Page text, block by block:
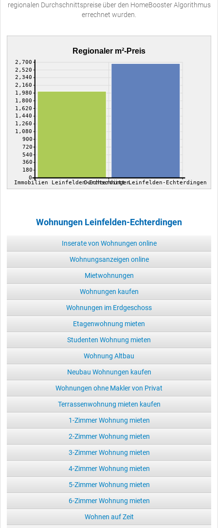
regionalen Durchschnittspreise über den HomeBooster Algorithmus
errechnet wurden.
Regionaler m²-Preis
0
180
360
540
720
900
1,080
1,260
1,440
1,620
1,800
1,980
2,160
2,340
2,520
2,700
Immobilien Leinfelden-EchterdingenDurchschnitt Leinfelden-Echterdingen
Wohnungen Leinfelden-Echterdingen
Inserate von Wohnungen online
Wohnungsanzeigen online
Mietwohnungen
Wohnungen kaufen
Wohnungen im Erdgeschoss
Etagenwohnung mieten
Studenten Wohnung mieten
Wohnung Altbau
Neubau Wohnungen kaufen
Wohnungen ohne Makler von Privat
Terrassenwohnung mieten kaufen
1-Zimmer Wohnung mieten
2-Zimmer Wohnung mieten
3-Zimmer Wohnung mieten
4-Zimmer Wohnung mieten
5-Zimmer Wohnung mieten
6-Zimmer Wohnung mieten
Wohnen auf Zeit